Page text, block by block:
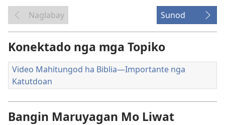
hin
mga
video
recording
Naglabay Sunod
Konektado nga mga Topiko
Video Mahitungod ha Biblia—Importante nga
Katutdoan
Bangin Maruyagan Mo Liwat